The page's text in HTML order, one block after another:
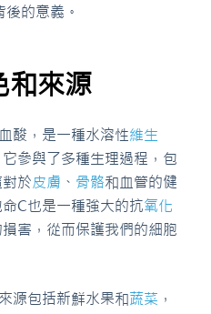
的意義。
和來源
酸，是一種水溶性維生
參與了多種生理過程，包
於皮膚 、 骨骼和血管的健
C也是一種強大的抗氧化
害，從而保護我們的細胞
源包括新鮮水果和蔬菜 ，